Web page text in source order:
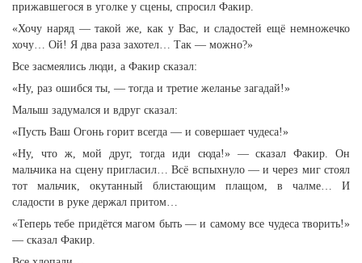
прижавшегося в уголке у сцены, спросил Факир.
«Хочу наряд — такой же, как у Вас, и сладостей ещё немножечко
хочу… Ой! Я два раза захотел… Так — можно?»
Все засмеялись люди, а Факир сказал:
«Ну, раз ошибся ты, — тогда и третие желанье загадай!»
Малыш задумался и вдруг сказал:
«Пусть Ваш Огонь горит всегда — и совершает чудеса!»
«Ну, что ж, мой друг, тогда иди сюда!» — сказал Факир. Он
мальчика на сцену пригласил… Всё вспыхнуло — и через миг стоял
тот мальчик, окутанный блистающим плащом, в чалме… И
сладости в руке держал притом…
«Теперь тебе придётся магом быть — и самому все чудеса творить!»
— сказал Факир.